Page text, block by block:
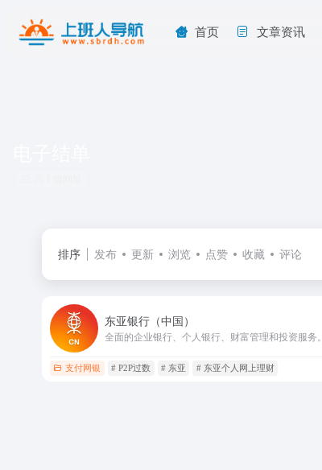
首页 文章资讯
排序 发布 更新 浏览 点赞 收藏 评论
东亚银行（中国）
全面的企业银行、个人银行、财富管理和投资服务。
支付网银 # P2P过数 # 东亚 # 东亚个人网上理财